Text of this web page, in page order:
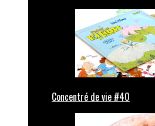
Concentré de vie #40